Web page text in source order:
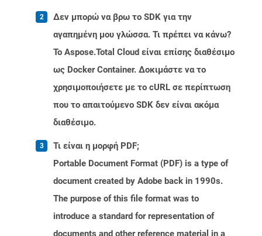
Δεν μπορώ να βρω το SDK για την
αγαπημένη μου γλώσσα. Τι πρέπει να κάνω?
Το Aspose.Total Cloud είναι επίσης διαθέσιμο
ως Docker Container. Δοκιμάστε να το
χρησιμοποιήσετε με το cURL σε περίπτωση
που το απαιτούμενο SDK δεν είναι ακόμα
διαθέσιμο.
Τι είναι η μορφή PDF;
Portable Document Format (PDF) is a type of
document created by Adobe back in 1990s.
The purpose of this file format was to
introduce a standard for representation of
documents and other reference material in a